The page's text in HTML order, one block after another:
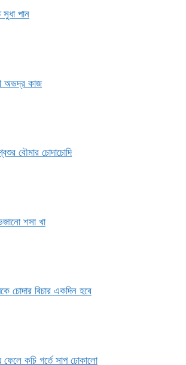
সুধা পান
অভদ্র কাজ
বৌমার চোদাচোদি
শসা খা
চোদার বিচার একদিন হবে
ফেলে কচি গর্তে সাপ ঢোকালো